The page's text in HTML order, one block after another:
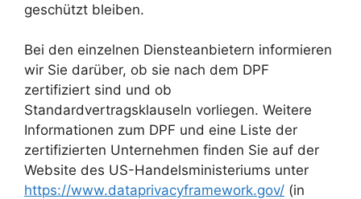
geschützt bleiben.
Bei den einzelnen Diensteanbietern informieren
wir Sie darüber, ob sie nach dem DPF
zertifiziert sind und ob
Standardvertragsklauseln vorliegen. Weitere
Informationen zum DPF und eine Liste der
zertifizierten Unternehmen finden Sie auf der
Website des US-Handelsministeriums unter
https://www.dataprivacyframework.gov/ (in